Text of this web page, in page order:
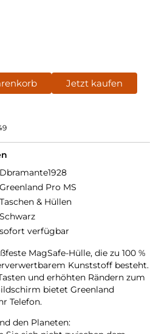
Jetzt kaufen
Dbramante1928
Greenland Pro MS
Taschen & Hüllen
Schwarz
sofort verfügbar
MagSafe-Hülle, die zu 100 %
Kunststoff besteht.
und erhöhten Rändern zum
bietet Greenland
Telefon.
den Planeten: